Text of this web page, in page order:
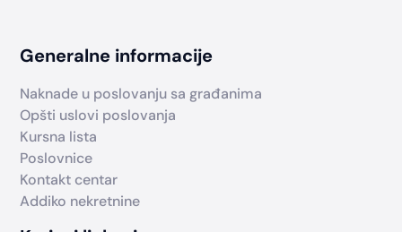
Generalne informacije
Naknade u poslovanju sa građanima
Opšti uslovi poslovanja
Kursna lista
Poslovnice
Kontakt centar
Addiko nekretnine